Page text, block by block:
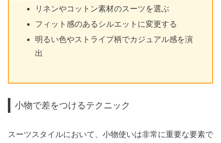
リネンやコットン素材のスーツを選ぶ
フィット感のあるシルエットに変更する
明るい色やストライプ柄でカジュアル感を演
出
小物で差をつけるテクニック
スーツスタイルにおいて、小物使いは非常に重要な要素で